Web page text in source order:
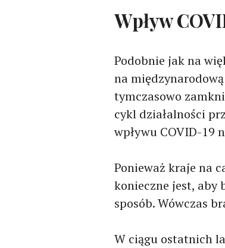
Wpływ
Podobnie jak na
na
tymczasowo
cykl działalności
wpływu COVID-19
Ponieważ kraje na
konieczne jest, aby
sposób. Wówczas
W ciągu ostatnich